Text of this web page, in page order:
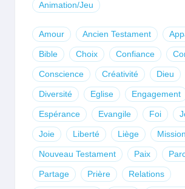
Animation/Jeu
Amour Ancien Testament
Bible Choix Confiance
Conscience Créativité Dieu
Diversité Eglise Engagement
Espérance Evangile Foi
Joie Liberté Liège Mission
Nouveau Testament Paix
Partage Prière Relations